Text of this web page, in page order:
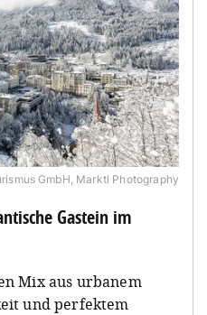
GmbH, Marktl Photography
Gastein im
Mix aus urbanem
und perfektem